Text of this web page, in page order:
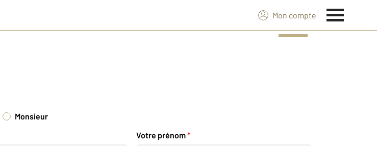
Mon compte
Monsieur
Votre prénom*